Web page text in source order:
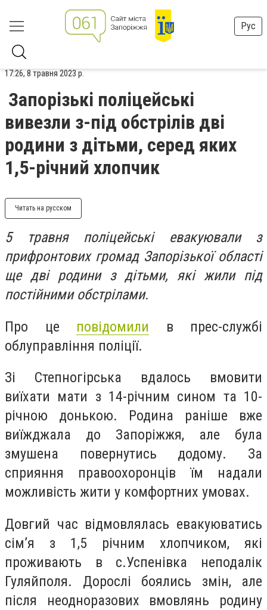
Рус
17:26, 8 травня 2023 р.
Запорізькі поліцейські
вивезли з-під обстрілів дві
родини з дітьми, серед яких
1,5-річний хлопчик
Читать на русском
5 травня поліцейські евакуювали з
прифронтових громад Запорізької області
ще дві родини з дітьми, які жили під
постійними обстрілами.
Про це повідомили в прес-службі
облуправління поліції.
Зі Степногірська вдалось вмовити
виїхати мати з 14-річним сином та 10-
річною донькою. Родина раніше вже
виїжджала до Запоріжжя, але була
змушена повернутись додому. За
сприяння правоохоронців їм надали
можливість жити у комфортних умовах.
Довгий час відмовлялась евакуюватись
сім’я з 1,5 річним хлопчиком, які
проживають в с.Успенівка неподалік
Гуляйполя. Дорослі боялись змін, але
після неодноразових вмовлянь родину